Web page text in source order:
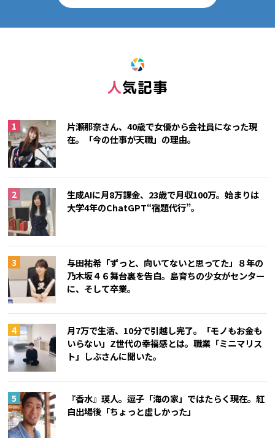
人気記事
片瀬那奈さん、40歳で女優から会社員になった現
在。「今の仕事が天職」の理由。
生成AIに月8万課金、23歳で月収100万。始まりは
大学4年のChatGPT“宿題代行”。
与田祐希「ずっと、向いてないと思ってた」８年の
乃木坂４６舞台裏を告白。島育ちの少女がセンター
に、そして卒業。
月7万で生活、10分で引越し完了。「モノもお金も
いらない」Z世代の幸福感とは。職業「ミニマリス
ト」しぶさんに聞いた。
『香水』瑛人。逗子「海の家」ではたらく現在。紅
白出場後「ちょっと虚しかった」